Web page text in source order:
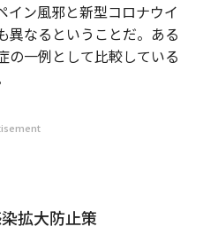
イン風邪と新型コロナウイ
異なるということだ。ある
の一例として比較している
拡大防止策